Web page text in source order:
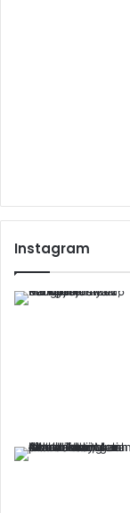
Instagram